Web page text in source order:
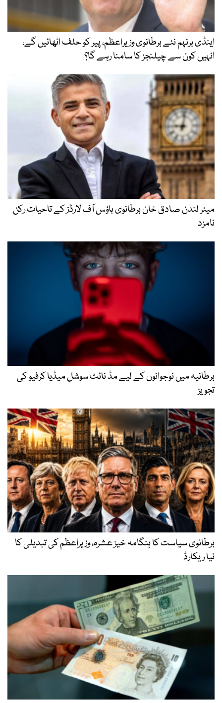
اینڈی برنہم نئے برطانوی وزیراعظم، پیر کو حلف اٹھائیں گے،
انہیں کون سے چیلنجز کا سامنا رہے گا؟
میئر لندن صادق خان برطانوی ہاؤس آف لارڈز کے تاحیات رکن
نامزد
برطانیہ میں نوجوانوں کے لیے مڈ نائٹ سوشل میڈیا کرفیو کی
تجویز
برطانوی سیاست کا ہنگامہ خیز عشرہ، وزیراعظم کی تبدیلی کا
نیا ریکارڈ